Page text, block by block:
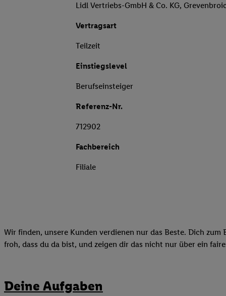
Lidl Vertriebs-GmbH & Co. KG,
Vertragsart
Teilzeit
Einstiegslevel
Berufseinsteiger
Referenz-Nr.
712902
Fachbereich
Filiale
Wir finden, unsere Kunden verdienen nur das Beste. Dich
froh, dass du da bist, und zeigen dir das nicht nur über ein
Deine Aufgaben